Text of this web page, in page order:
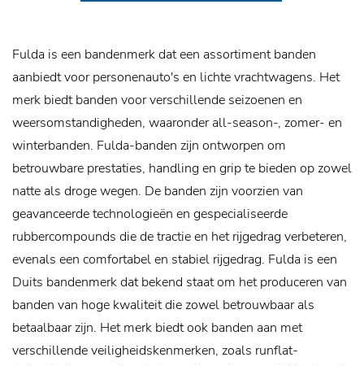
Fulda is een bandenmerk dat een assortiment banden
aanbiedt voor personenauto's en lichte vrachtwagens. Het
merk biedt banden voor verschillende seizoenen en
weersomstandigheden, waaronder all-season-, zomer- en
winterbanden. Fulda-banden zijn ontworpen om
betrouwbare prestaties, handling en grip te bieden op zowel
natte als droge wegen. De banden zijn voorzien van
geavanceerde technologieën en gespecialiseerde
rubbercompounds die de tractie en het rijgedrag verbeteren,
evenals een comfortabel en stabiel rijgedrag. Fulda is een
Duits bandenmerk dat bekend staat om het produceren van
banden van hoge kwaliteit die zowel betrouwbaar als
betaalbaar zijn. Het merk biedt ook banden aan met
verschillende veiligheidskenmerken, zoals runflat-